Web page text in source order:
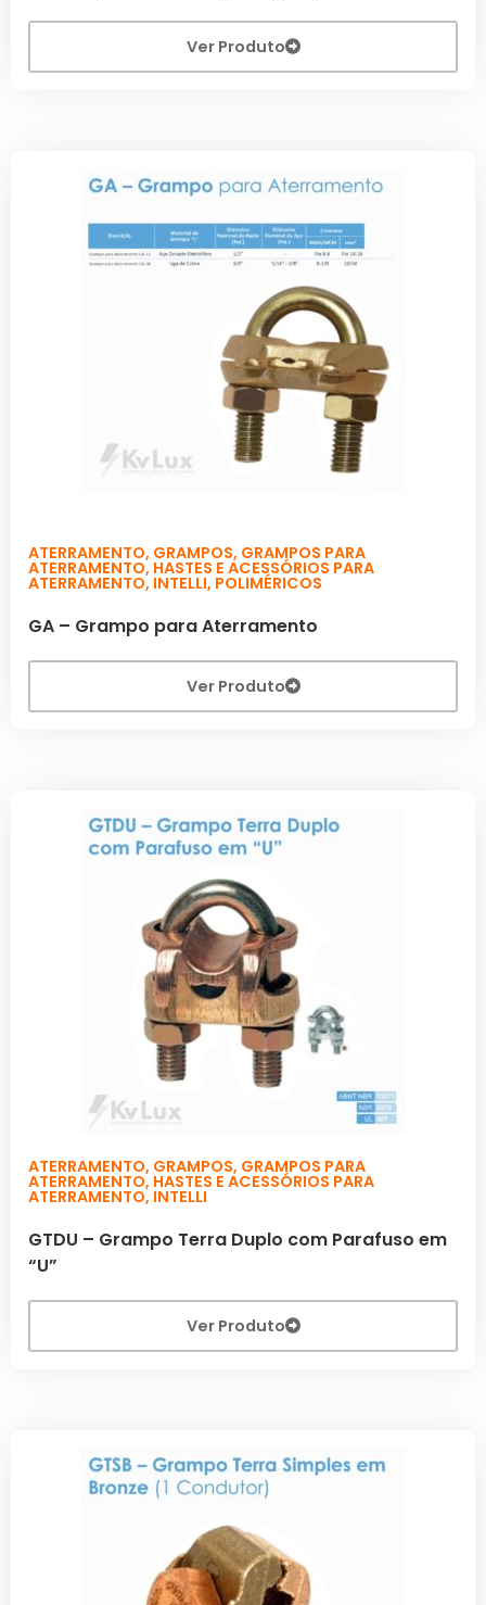
Ver Produto
ATERRAMENTO, GRAMPOS, GRAMPOS PARA
ATERRAMENTO, HASTES E ACESSÓRIOS PARA
ATERRAMENTO, INTELLI, POLIMÉRICOS
GA – Grampo para Aterramento
Ver Produto
ATERRAMENTO, GRAMPOS, GRAMPOS PARA
ATERRAMENTO, HASTES E ACESSÓRIOS PARA
ATERRAMENTO, INTELLI
GTDU – Grampo Terra Duplo com Parafuso em
“U”
Ver Produto